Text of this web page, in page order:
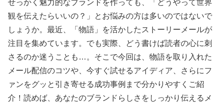
せっかく魅力的なブランドを作っても、「どうやって世界
観を伝えたらいいの？」とお悩みの方は多いのではないで
しょうか。最近、「物語」を活かしたストーリーメールが
注目を集めています。でも実際、どう書けば読者の心に刺
さるのか迷うことも…。そこで今回は、物語を取り入れた
メール配信のコツや、今すぐ試せるアイディア、さらにフ
ァンをグッと引き寄せる成功事例まで分かりやすくご紹
介！読めば、あなたのブランドらしさをしっかり伝えるメ